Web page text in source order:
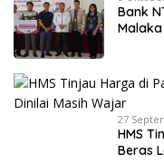
Bank
Malaka
27
HMS
Beras